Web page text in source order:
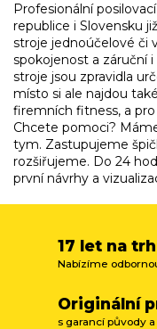
Profesionální
republice i Slovensku
stroje jednoúčelové či
spokojenost a záruční
stroje jsou zpravidla
místo si ale najdou
firemních fitness, a
Chcete pomoci?
tym. Zastupujeme
rozšiřujeme. Do 24
první návrhy a
17 let na
Nabízíme
Originální
s garancí původy